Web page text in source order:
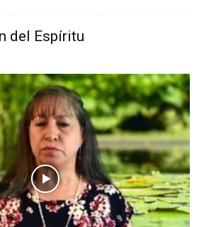
del Espíritu